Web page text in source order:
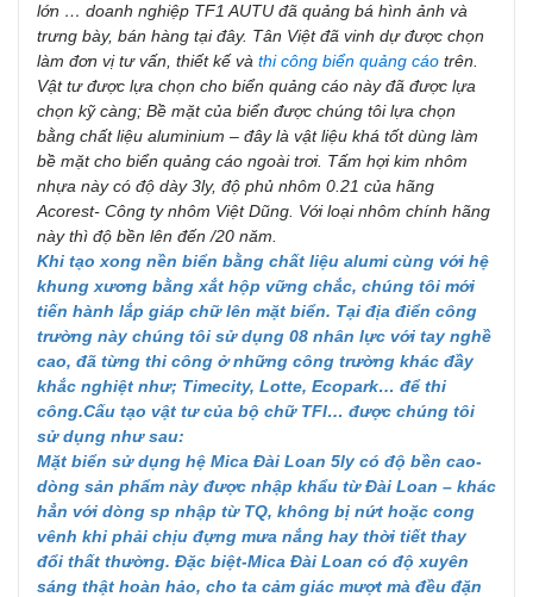
lớn … doanh nghiệp TF1 AUTU đã quảng bá hình ảnh và
trưng bày, bán hàng tại đây. Tân Việt đã vinh dự được chọn
làm đơn vị tư vấn, thiết kế và thi công biển quảng cáo trên.
Vật tư được lựa chọn cho biển quảng cáo này đã được lựa
chọn kỹ càng; Bề mặt của biển được chúng tôi lựa chọn
bằng chất liệu aluminium – đây là vật liệu khá tốt dùng làm
bề mặt cho biển quảng cáo ngoài trơi. Tấm hợi kim nhôm
nhựa này có độ dày 3ly, độ phủ nhôm 0.21 của hãng
Acorest- Công ty nhôm Việt Dũng. Với loại nhôm chính hãng
này thì độ bền lên đến /20 năm.
Khi tạo xong nền biển bằng chất liệu alumi cùng với hệ
khung xương bằng xắt hộp vững chắc, chúng tôi mới
tiến hành lắp giáp chữ lên mặt biển. Tại địa điển công
trường này chúng tôi sử dụng 08 nhân lực với tay nghề
cao, đã từng thi công ở những công trường khác đầy
khắc nghiệt như; Timecity, Lotte, Ecopark… để thi
công.Cấu tạo vật tư của bộ chữ TFI… được chúng tôi
sử dụng như sau:
Mặt biển sử dụng hệ Mica Đài Loan 5ly có độ bền cao-
dòng sản phẩm này được nhập khẩu từ Đài Loan – khác
hẳn với dòng sp nhập từ TQ, không bị nứt hoặc cong
vênh khi phải chịu đựng mưa nắng hay thời tiết thay
đổi thất thường. Đặc biệt-Mica Đài Loan có độ xuyên
sáng thật hoàn hảo, cho ta cảm giác mượt mà đều đặn